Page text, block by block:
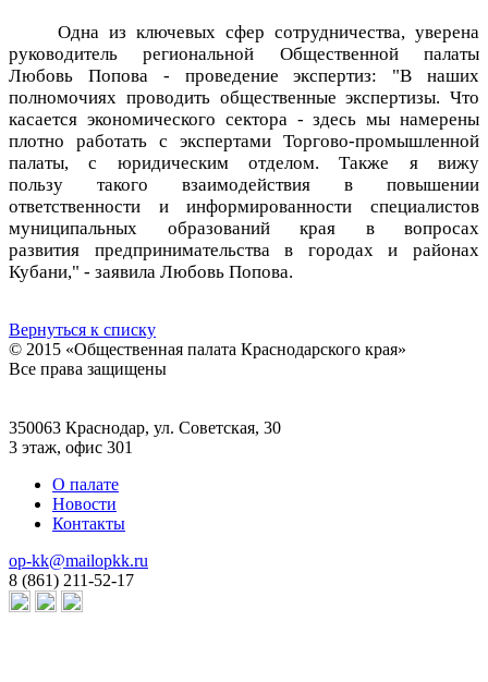
Одна из ключевых сфер сотрудничества, уверена
руководитель региональной Общественной палаты
Любовь Попова - проведение экспертиз: "В наших
полномочиях проводить общественные экспертизы. Что
касается экономического сектора - здесь мы намерены
плотно работать с экспертами Торгово-промышленной
палаты, с юридическим отделом. Также я вижу
пользу такого взаимодействия в повышении
ответственности и информированности специалистов
муниципальных образований края в вопросах
развития предпринимательства в городах и районах
Кубани," - заявила Любовь Попова.
Вернуться к списку
© 2015 «Общественная палата Краснодарского края»
Все права защищены
350063 Краснодар, ул. Советская, 30
3 этаж, офис 301
О палате
Новости
Контакты
op-kk@mailopkk.ru
8 (861) 211-52-17